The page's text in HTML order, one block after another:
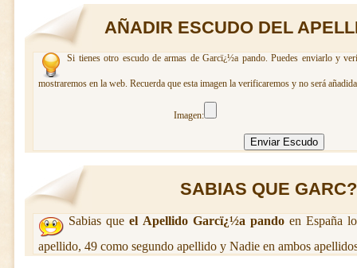
AÑADIR ESCUDO DEL
Si tienes otro escudo de armas de Garcï¿½a pando. Puedes enviarlo y
mostraremos en la web. Recuerda que esta imagen la verificaremos y no será
Imagen:
SABIAS QUE
Sabias queel Apellido Garcï¿½a pandoen España
apellido, 49 como segundo apellido y Nadie en ambos